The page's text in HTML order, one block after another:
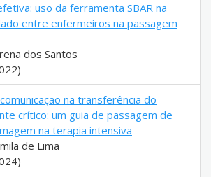
uso da ferramenta SBAR na
entre enfermeiros na passagem
dos Santos
na transferência do
crítico: um guia de passagem de
na terapia intensiva
de Lima